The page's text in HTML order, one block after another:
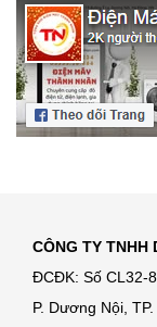
CÔNG TY TNHH
ĐCĐK: Số CL32-
P. Dương Nội,